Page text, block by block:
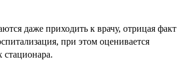
даже приходить к врачу, отрицая факт
при этом оценивается
стационара.